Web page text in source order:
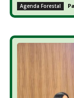
Agenda Forestal